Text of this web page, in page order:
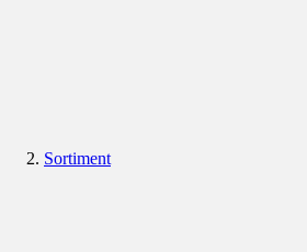
Sortiment